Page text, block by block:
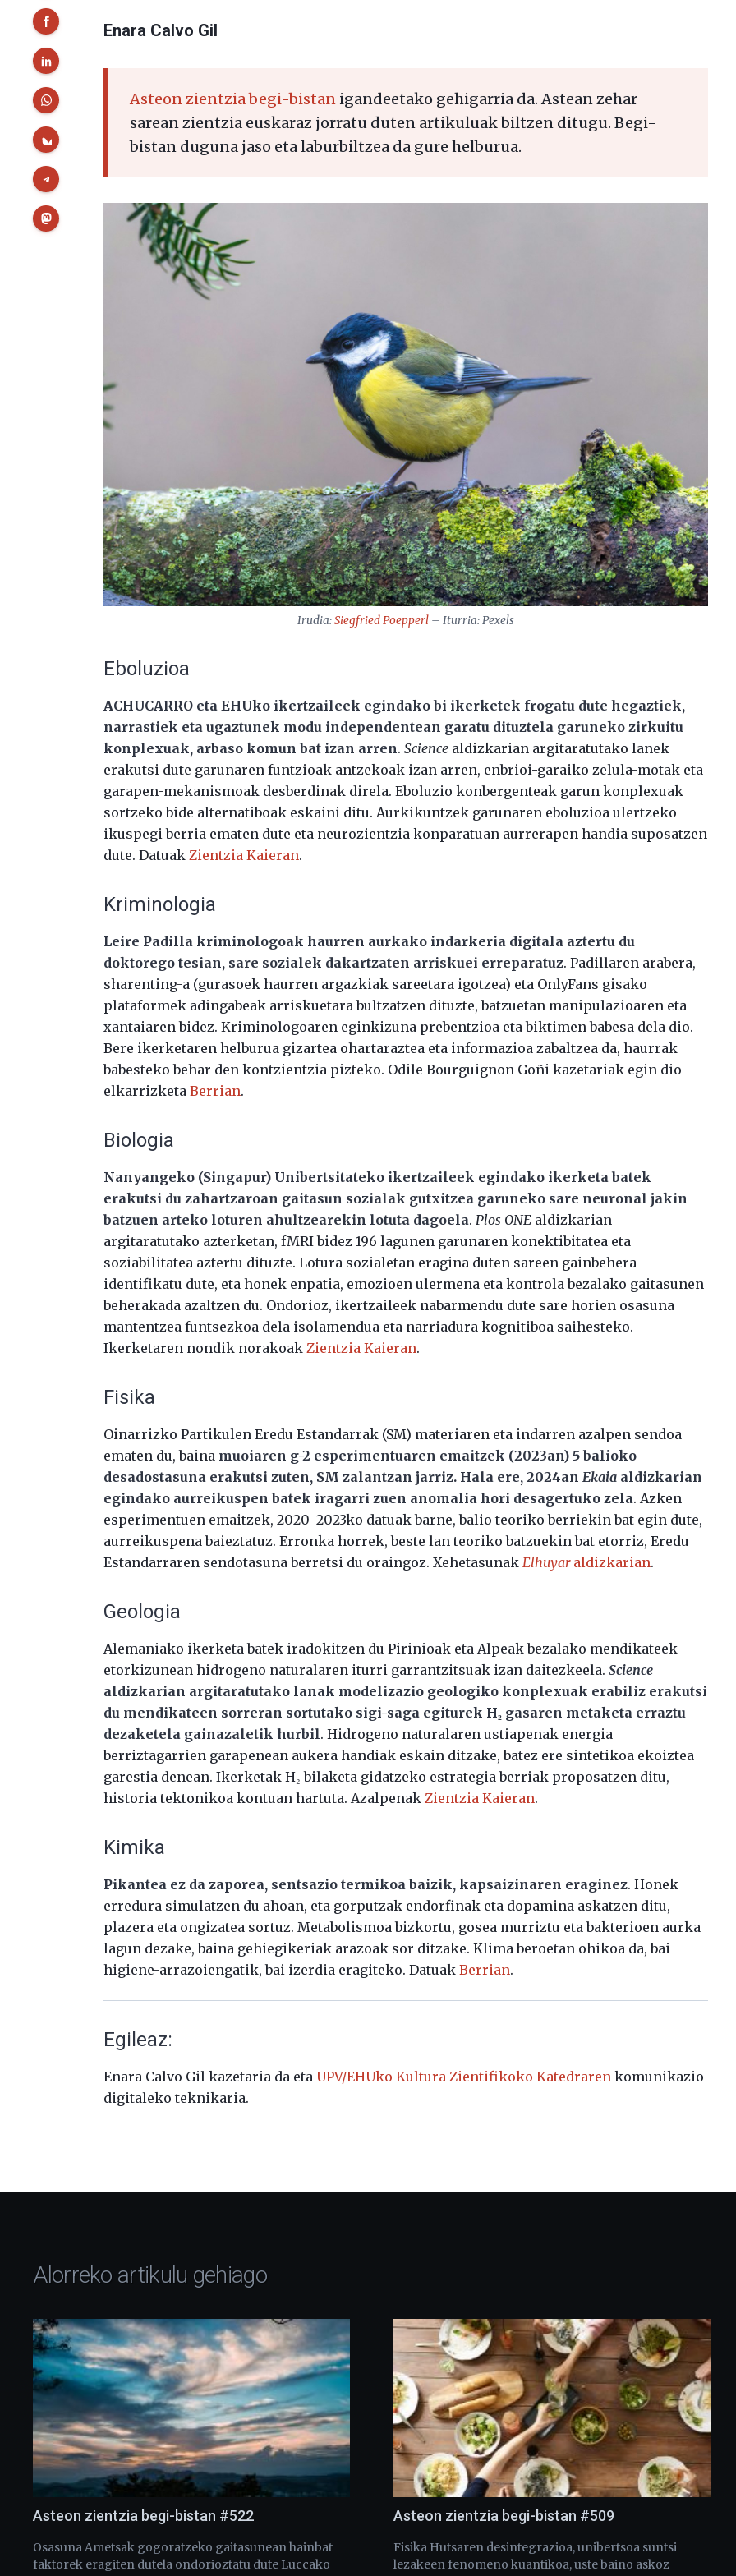
Enara Calvo Gil
Asteon zientzia begi-bistan igandeetako gehigarria da. Astean zehar
sarean zientzia euskaraz jorratu duten artikuluak biltzen ditugu. Begi-
bistan duguna jaso eta laburbiltzea da gure helburua.
Irudia:Siegfried Poepperl – Iturria: Pexels
Eboluzioa
ACHUCARRO eta EHUko ikertzaileek egindako bi ikerketek frogatu dute hegaztiek,
narrastiek eta ugaztunek modu independentean garatu dituztela garuneko zirkuitu
konplexuak, arbaso komun bat izan arren.Science aldizkarian argitaratutako lanek
erakutsi dute garunaren funtzioak antzekoak izan arren, enbrioi-garaiko zelula-motak eta
garapen-mekanismoak desberdinak direla. Eboluzio konbergenteak garun konplexuak
sortzeko bide alternatiboak eskaini ditu. Aurkikuntzek garunaren eboluzioa ulertzeko
ikuspegi berria ematen dute eta neurozientzia konparatuan aurrerapen handia suposatzen
dute. Datuak Zientzia Kaieran.
Kriminologia
Leire Padilla kriminologoak haurren aurkako indarkeria digitala aztertu du
doktorego tesian, sare sozialek dakartzaten arriskuei erreparatuz. Padillaren arabera,
sharenting-a (gurasoek haurren argazkiak sareetara igotzea) eta OnlyFans gisako
plataformek adingabeak arriskuetara bultzatzen dituzte, batzuetan manipulazioaren eta
xantaiaren bidez. Kriminologoaren eginkizuna prebentzioa eta biktimen babesa dela dio.
Bere ikerketaren helburua gizartea ohartaraztea eta informazioa zabaltzea da, haurrak
babesteko behar den kontzientzia pizteko. Odile Bourguignon Goñi kazetariak egin dio
elkarrizketaBerrian.
Biologia
Nanyangeko (Singapur) Unibertsitateko ikertzaileek egindako ikerketa batek
erakutsi du zahartzaroan gaitasun sozialak gutxitzea garuneko sare neuronal jakin
batzuen arteko loturen ahultzearekin lotuta dagoela. Plos ONE aldizkarian
argitaratutako azterketan, fMRI bidez 196 lagunen garunaren konektibitatea eta
soziabilitatea aztertu dituzte. Lotura sozialetan eragina duten sareen gainbehera
identifikatu dute, eta honek enpatia, emozioen ulermena eta kontrola bezalako gaitasunen
beherakada azaltzen du. Ondorioz, ikertzaileek nabarmendu dute sare horien osasuna
mantentzea funtsezkoa dela isolamendua eta narriadura kognitiboa saihesteko.
Ikerketaren nondik norakoak Zientzia Kaieran.
Fisika
Oinarrizko Partikulen Eredu Estandarrak (SM) materiaren eta indarren azalpen sendoa
ematen du, baina muoiaren g-2 esperimentuaren emaitzek (2023an) 5 balioko
desadostasuna erakutsi zuten, SM zalantzan jarriz. Hala ere, 2024an Ekaia aldizkarian
egindako aurreikuspen batek iragarri zuen anomalia hori desagertuko zela. Azken
esperimentuen emaitzek, 2020–2023ko datuak barne, balio teoriko berriekin bat egin dute,
aurreikuspena baieztatuz. Erronka horrek, beste lan teoriko batzuekin bat etorriz, Eredu
Estandarraren sendotasuna berretsi du oraingoz. Xehetasunak Elhuyaraldizkarian.
Geologia
Alemaniako ikerketa batek iradokitzen du Pirinioak eta Alpeak bezalako mendikateek
etorkizunean hidrogeno naturalaren iturri garrantzitsuak izan daitezkeela.Science
aldizkarian argitaratutako lanak modelizazio geologiko konplexuak erabiliz erakutsi
du mendikateen sorreran sortutako sigi-saga egiturek H₂ gasaren metaketa erraztu
dezaketela gainazaletik hurbil. Hidrogeno naturalaren ustiapenak energia
berriztagarrien garapenean aukera handiak eskain ditzake, batez ere sintetikoa ekoiztea
garestia denean. Ikerketak H₂ bilaketa gidatzeko estrategia berriak proposatzen ditu,
historia tektonikoa kontuan hartuta. Azalpenak Zientzia Kaieran.
Kimika
Pikantea ez da zaporea, sentsazio termikoa baizik, kapsaizinaren eraginez. Honek
erredura simulatzen du ahoan, eta gorputzak endorfinak eta dopamina askatzen ditu,
plazera eta ongizatea sortuz. Metabolismoa bizkortu, gosea murriztu eta bakterioen aurka
lagun dezake, baina gehiegikeriak arazoak sor ditzake. Klima beroetan ohikoa da, bai
higiene-arrazoiengatik, bai izerdia eragiteko. DatuakBerrian.
Egileaz:
Enara Calvo Gil kazetaria da eta UPV/EHUko Kultura Zientifikoko Katedraren komunikazio
digitaleko teknikaria.
Alorreko artikulu gehiago
Asteon zientzia begi-bistan #522
Osasuna Ametsak gogoratzeko gaitasunean hainbat
faktorek eragiten dutela ondorioztatu dute Luccako
Asteon zientzia begi-bistan #509
Fisika Hutsaren desintegrazioa, unibertsoa suntsi
lezakeen fenomeno kuantikoa, uste baino askoz